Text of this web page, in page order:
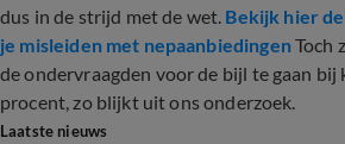
dus in de strijd met de wet. Bekijk hier
je misleiden met nepaanbiedingenToch
de ondervraagden voor de bijl te gaan
procent, zo blijkt uit ons onderzoek.
Laatste nieuws